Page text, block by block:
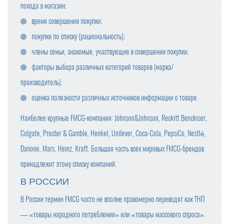
похода в магазин;
время совершения покупки;
покупки по списку (рациональность);
члены семьи, знакомые, участвующие в совершении покупки;
факторы выбора различных категорий товаров (марка/
производитель);
оценка полезности различных источников информации о товаре.
Наиболее крупные FMCG-компании: Johnson&Johnson, Reckitt Benckiser,
Colgate, Procter & Gamble, Henkel, Unilever, Coca-Cola, PepsiCo, Nestlé,
Danone, Mars, Heinz, Kraft. Большая часть всех мировых FMCG-брендов
принадлежит этому списку компаний.
В РОССИИ
В России термин FMCG часто не вполне правомерно переводят как ТНП
— «товары народного потребления» или «товары массового спроса».